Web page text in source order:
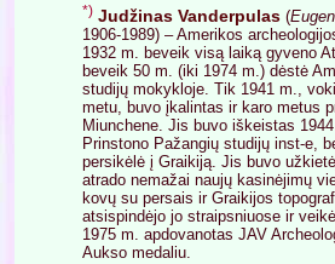
*) Judžinas Vanderpulas (
1906-1989) – Amerikos
1932 m. beveik visą laiką gyveno
beveik 50 m. (iki 1974 m.) dėstė
studijų mokykloje. Tik 1941 m.,
metu, buvo įkalintas ir karo metus
Miunchene. Jis buvo iškeistas
Prinstono Pažangių studijų inst-e,
persikėlė į Graikiją. Jis buvo
atrado nemažai naujų kasinėjimų
kovų su persais ir Graikijos
atsispindėjo jo straipsniuose ir
1975 m. apdovanotas JAV
Aukso medaliu.